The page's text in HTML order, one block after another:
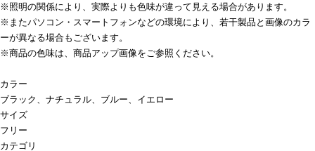
※照明の関係により、実際よりも色味が違って見える場合があります。
※またパソコン・スマートフォンなどの環境により、若干製品と画像のカラ
ーが異なる場合もございます。
※商品の色味は、商品アップ画像をご参照ください。
カラー
ブラック、ナチュラル、ブルー、イエロー
サイズ
フリー
カテゴリ